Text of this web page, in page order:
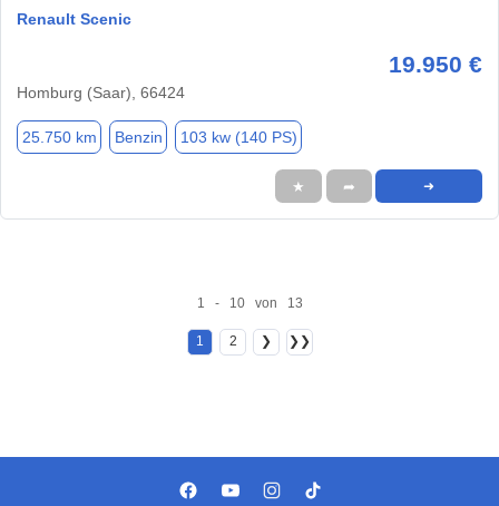
Renault Scenic
19.950 €
Homburg (Saar), 66424
25.750 km Benzin 103 kw (140 PS)
★ ➦ ➜
1 - 10 von 13
1 2 ❯ ❯❯